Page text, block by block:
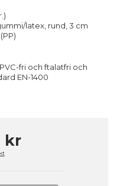
latex, rund, 3 cm
fri och ftalatfri och
EN-1400
kr